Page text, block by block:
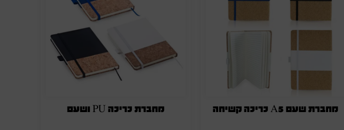
מחברת שעם A5 כריכה קשיחה מחברת כריכה PU ושעם